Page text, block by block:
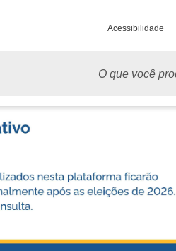
Acessibilidade